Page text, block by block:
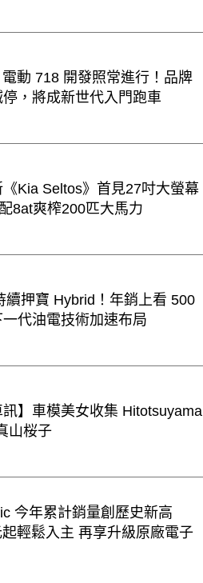
動 718 開發照常進行！品牌
，將成新世代入門跑車
Kia Seltos》首見27吋大螢幕
8at爽榨200匹大馬力
續押寶 Hybrid！年銷上看 500
代油電技術加速布局
訊】車模美女收集 Hitotsuyama
山桜子
今年累計銷量創歷史新高
輕鬆入主 再享升級原廠電子